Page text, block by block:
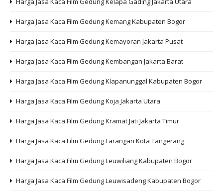
Harga Jasa Kaca Film Gedung Kemang Kabupaten Bogor
Harga Jasa Kaca Film Gedung Kemayoran Jakarta Pusat
Harga Jasa Kaca Film Gedung Kembangan Jakarta Barat
Harga Jasa Kaca Film Gedung Klapanunggal Kabupaten Bogor
Harga Jasa Kaca Film Gedung Koja Jakarta Utara
Harga Jasa Kaca Film Gedung Kramat Jati Jakarta Timur
Harga Jasa Kaca Film Gedung Larangan Kota Tangerang
Harga Jasa Kaca Film Gedung Leuwiliang Kabupaten Bogor
Harga Jasa Kaca Film Gedung Leuwisadeng Kabupaten Bogor